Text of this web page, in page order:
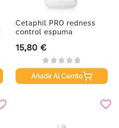
Cetaphil PRO redness
control espuma
Precio
15,80 €
Añadir Al Carrito